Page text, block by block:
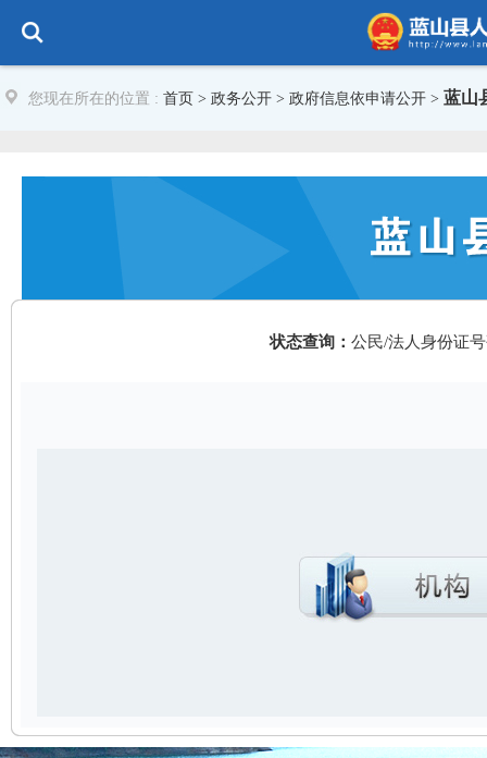
您现在所在的位置 : 首页 > 政务公开 > 政府信息依申请公开 > 蓝山
状态查询： 公民/法人身份证